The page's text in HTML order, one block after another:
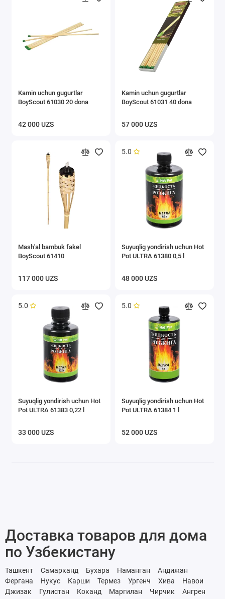
Kamin uchun gugurtlar
BoyScout 61030 20 dona
42 000 UZS
Kamin uchun gugurtlar
BoyScout 61031 40 dona
57 000 UZS
Mash'al bambuk fakel
BoyScout 61410
117 000 UZS
5.0
Suyuqlig yondirish uchun Hot
Pot ULTRA 61380 0,5 l
48 000 UZS
5.0
Suyuqlig yondirish uchun Hot
Pot ULTRA 61383 0,22 l
33 000 UZS
5.0
Suyuqlig yondirish uchun Hot
Pot ULTRA 61384 1 l
52 000 UZS
Доставка товаров для дома
по Узбекистану
Ташкент Самарканд Бухара Наманган
Андижан
Фергана
Нукус Карши Термез Ургенч Хива
Навои
Джизак
Гулистан Коканд Маргилан Чирчик
Ангрен